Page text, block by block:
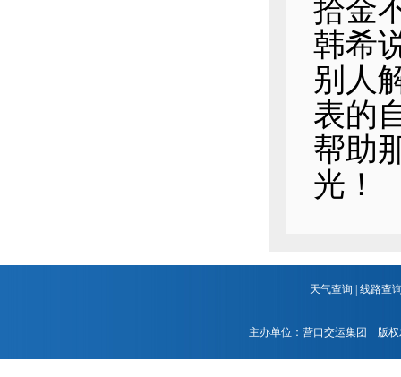
拾金
韩希
别人
表的
帮助
光！
天气查询 线路查
主办单位：营口交运集团 版权